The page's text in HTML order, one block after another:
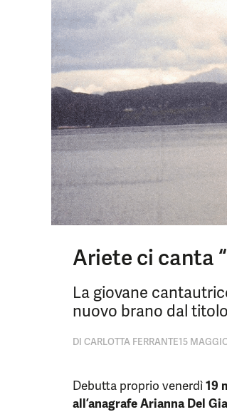
Ariete ci canta
La giovane
nuovo brano dal
DI CARLOTTA FERRANTE15
Debutta proprio venerdì19
all’anagrafe Arianna Del